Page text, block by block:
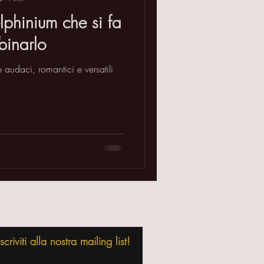
che si fa
romantici e versatili
alla nostra mailing list!